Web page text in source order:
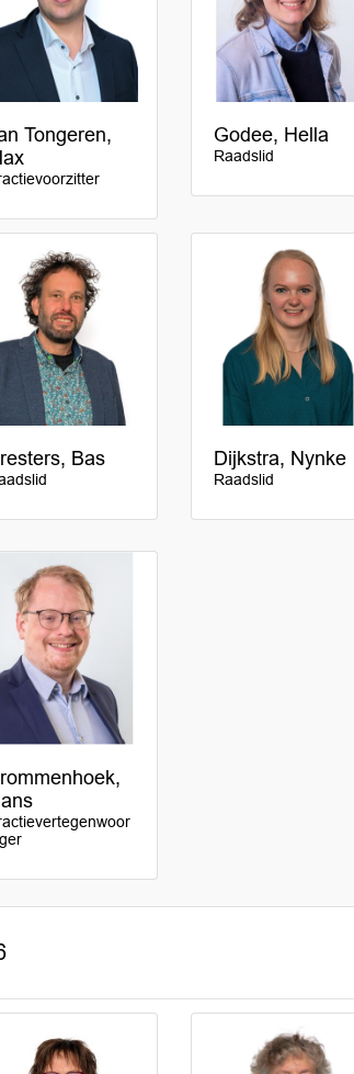
Tongeren,
Godee, Hella
Raadslid
Bas Dijkstra, Nynke
Raadslid